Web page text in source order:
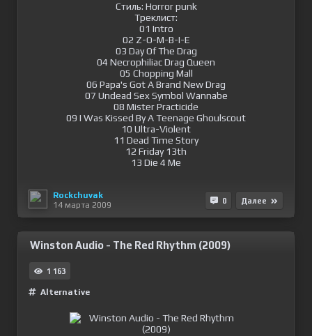
Стиль: Horror punk
Треклист:
01 Intro
02 Z-O-M-B-I-E
03 Day Of The Drag
04 Necrophiliac Drag Queen
05 Chopping Mall
06 Papa's Got A Brand New Drag
07 Undead Sex Symbol Wannabe
08 Mister Practicide
09 I Was Kissed By A Teenage Ghoulscout
10 Ultra-Violent
11 Dead Time Story
12 Friday 13th
13 Die 4 Me
Rockchuvak
14 марта 2009
0 Далее
Winston Audio - The Red Rhythm (2009)
1 163
Alternative